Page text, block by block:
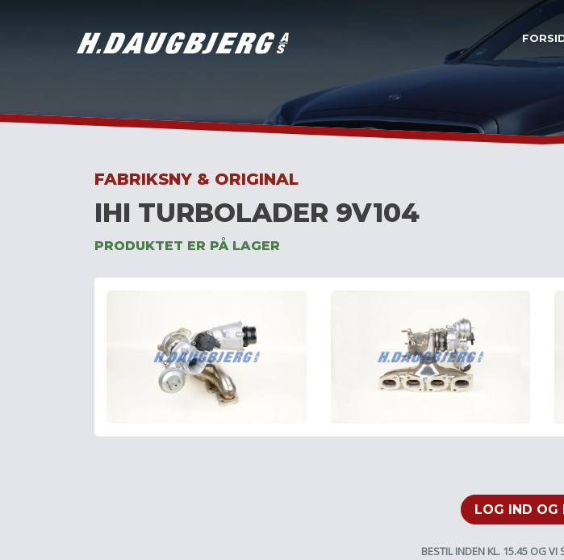
FABRIKSNY & ORIGINAL
IHI TURBOLADER 9V104
PRODUKTET ER PÅ LAGER
LOG IND OG
BESTIL INDEN KL. 15.45 OG VI